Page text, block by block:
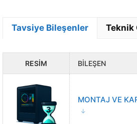
Tavsiye Bileşenler Teknik
RESIM BILEŞEN
MONTAJ VE